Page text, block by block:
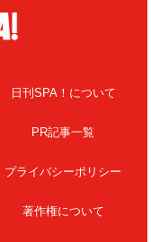
日刊SPA！について
PR記事一覧
プライバシーポリシー
著作権について